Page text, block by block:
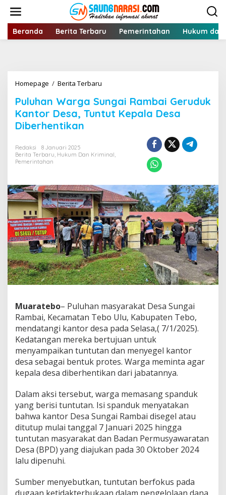
konten
Beranda Berita Terbaru Pemerintahan Hukum
Homepage / Berita Terbaru
Sungai
Rambai
Geruduk
Kepala
Puluhan Warga Sungai Rambai Geruduk
Kantor Desa, Tuntut Kepala Desa
Diberhentikan
Redaksi
8 Januari 2025
Berita Terbaru, Hukum Dan Kriminal,
Pemerintahan
Muaratebo– Puluhan masyarakat Desa Sungai
Rambai, Kecamatan Tebo Ulu, Kabupaten Tebo,
mendatangi kantor desa pada Selasa,( 7/1/2025).
Kedatangan mereka bertujuan untuk
menyampaikan tuntutan dan menyegel kantor
desa sebagai bentuk protes. Warga meminta agar
kepala desa diberhentikan dari jabatannya.
Dalam aksi tersebut, warga memasang spanduk
yang berisi tuntutan. Isi spanduk menyatakan
bahwa kantor Desa Sungai Rambai disegel atau
ditutup mulai tanggal 7 Januari 2025 hingga
tuntutan masyarakat dan Badan Permusyawaratan
Desa (BPD) yang diajukan pada 30 Oktober 2024
lalu dipenuhi.
Sumber menyebutkan, tuntutan berfokus pada
dugaan ketidakterbukaan dalam pengelolaan dana